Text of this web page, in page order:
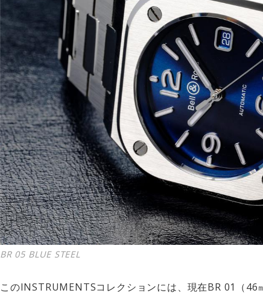
BR 05 BLUE STEEL
このINSTRUMENTSコレクションには、現在BR 01（46